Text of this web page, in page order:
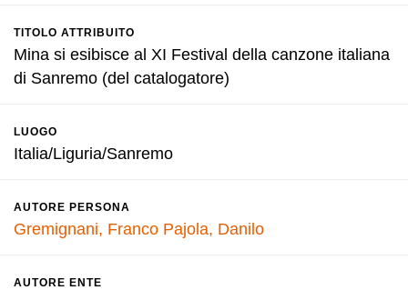
TITOLO ATTRIBUITO
Mina si esibisce al XI Festival della canzone italiana
di Sanremo (del catalogatore)
LUOGO
Italia/Liguria/Sanremo
AUTORE PERSONA
Gremignani, Franco Pajola, Danilo
AUTORE ENTE